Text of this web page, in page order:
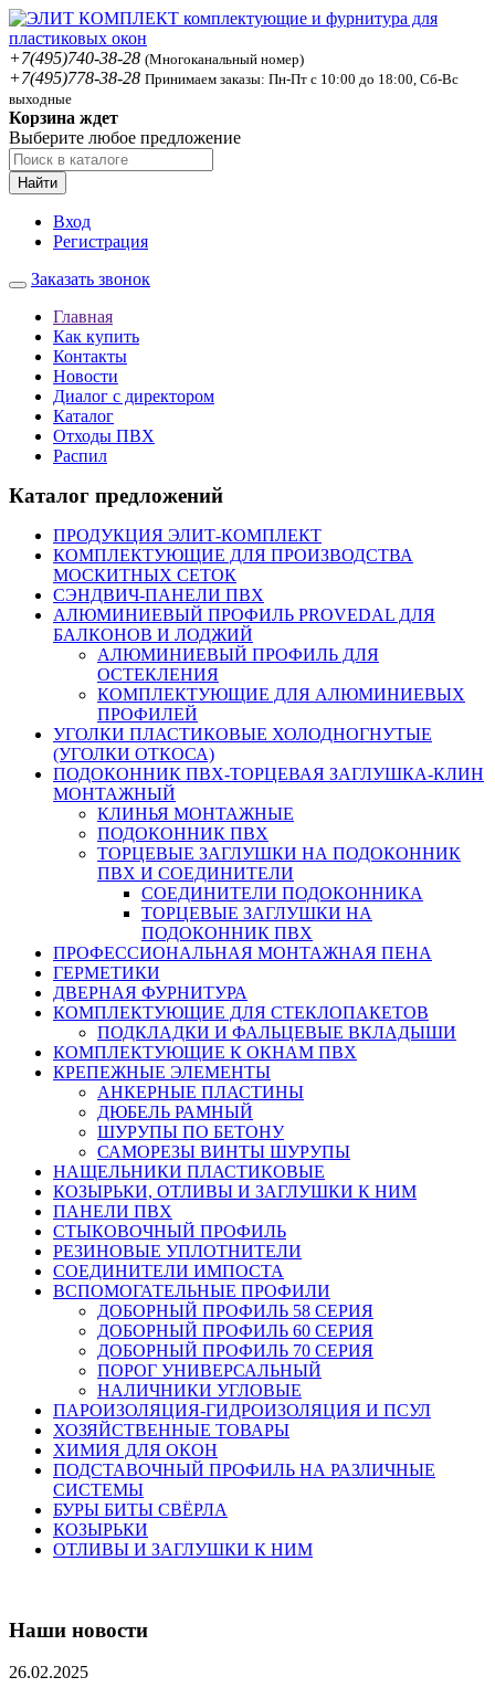
+7(495)740-38-28 (Многоканальный номер)
+7(495)778-38-28 Принимаем заказы: Пн-Пт с 10:00 до 18:00, Сб-Вс
выходные
Корзина ждет
Выберите любое предложение
Найти
Вход
Регистрация
Заказать звонок
Главная
Как купить
Контакты
Новости
Диалог с директором
Каталог
Отходы ПВХ
Распил
Каталог предложений
ПРОДУКЦИЯ ЭЛИТ-КОМПЛЕКТ
КОМПЛЕКТУЮЩИЕ ДЛЯ ПРОИЗВОДСТВА
МОСКИТНЫХ СЕТОК
СЭНДВИЧ-ПАНЕЛИ ПВХ
АЛЮМИНИЕВЫЙ ПРОФИЛЬ PROVEDAL ДЛЯ
БАЛКОНОВ И ЛОДЖИЙ
АЛЮМИНИЕВЫЙ ПРОФИЛЬ ДЛЯ
ОСТЕКЛЕНИЯ
КОМПЛЕКТУЮЩИЕ ДЛЯ АЛЮМИНИЕВЫХ
ПРОФИЛЕЙ
УГОЛКИ ПЛАСТИКОВЫЕ ХОЛОДНОГНУТЫЕ
(УГОЛКИ ОТКОСА)
ПОДОКОННИК ПВХ-ТОРЦЕВАЯ ЗАГЛУШКА-КЛИН
МОНТАЖНЫЙ
КЛИНЬЯ МОНТАЖНЫЕ
ПОДОКОННИК ПВХ
ТОРЦЕВЫЕ ЗАГЛУШКИ НА ПОДОКОННИК
ПВХ И СОЕДИНИТЕЛИ
СОЕДИНИТЕЛИ ПОДОКОННИКА
ТОРЦЕВЫЕ ЗАГЛУШКИ НА
ПОДОКОННИК ПВХ
ПРОФЕССИОНАЛЬНАЯ МОНТАЖНАЯ ПЕНА
ГЕРМЕТИКИ
ДВЕРНАЯ ФУРНИТУРА
КОМПЛЕКТУЮЩИЕ ДЛЯ СТЕКЛОПАКЕТОВ
ПОДКЛАДКИ И ФАЛЬЦЕВЫЕ ВКЛАДЫШИ
КОМПЛЕКТУЮЩИЕ К ОКНАМ ПВХ
КРЕПЕЖНЫЕ ЭЛЕМЕНТЫ
АНКЕРНЫЕ ПЛАСТИНЫ
ДЮБЕЛЬ РАМНЫЙ
ШУРУПЫ ПО БЕТОНУ
САМОРЕЗЫ ВИНТЫ ШУРУПЫ
НАЩЕЛЬНИКИ ПЛАСТИКОВЫЕ
КОЗЫРЬКИ, ОТЛИВЫ И ЗАГЛУШКИ К НИМ
ПАНЕЛИ ПВХ
СТЫКОВОЧНЫЙ ПРОФИЛЬ
РЕЗИНОВЫЕ УПЛОТНИТЕЛИ
СОЕДИНИТЕЛИ ИМПОСТА
ВСПОМОГАТЕЛЬНЫЕ ПРОФИЛИ
ДОБОРНЫЙ ПРОФИЛЬ 58 СЕРИЯ
ДОБОРНЫЙ ПРОФИЛЬ 60 СЕРИЯ
ДОБОРНЫЙ ПРОФИЛЬ 70 СЕРИЯ
ПОРОГ УНИВЕРСАЛЬНЫЙ
НАЛИЧНИКИ УГЛОВЫЕ
ПАРОИЗОЛЯЦИЯ-ГИДРОИЗОЛЯЦИЯ И ПСУЛ
ХОЗЯЙСТВЕННЫЕ ТОВАРЫ
ХИМИЯ ДЛЯ ОКОН
ПОДСТАВОЧНЫЙ ПРОФИЛЬ НА РАЗЛИЧНЫЕ
СИСТЕМЫ
БУРЫ БИТЫ СВЁРЛА
КОЗЫРЬКИ
ОТЛИВЫ И ЗАГЛУШКИ К НИМ
Наши новости
26.02.2025